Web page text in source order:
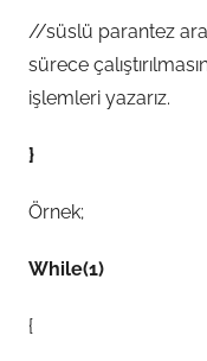
//süslü parantez
sürece
işlemleri yazarız.
}
Örnek;
While(1)
{